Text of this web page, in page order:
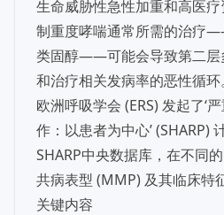
生命威胁性急性加重和高医
制重度哮喘通常所需的治疗
类固醇——可能会导致第二层
和治疗相关发病率的恶性循环
欧洲呼吸学会 (ERS) 发起了‘
作：以患者为中心’ (SHARP)
SHARP中央数据库，在不同
共病表型 (MMP) 及其临床特征
关键内容